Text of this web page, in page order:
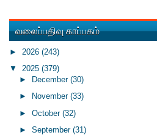
வலைப்பதிவு காப்பகம்
► 2026 (243)
▼ 2025 (379)
►
December (30)
►
November (33)
► October (32)
► September (31)